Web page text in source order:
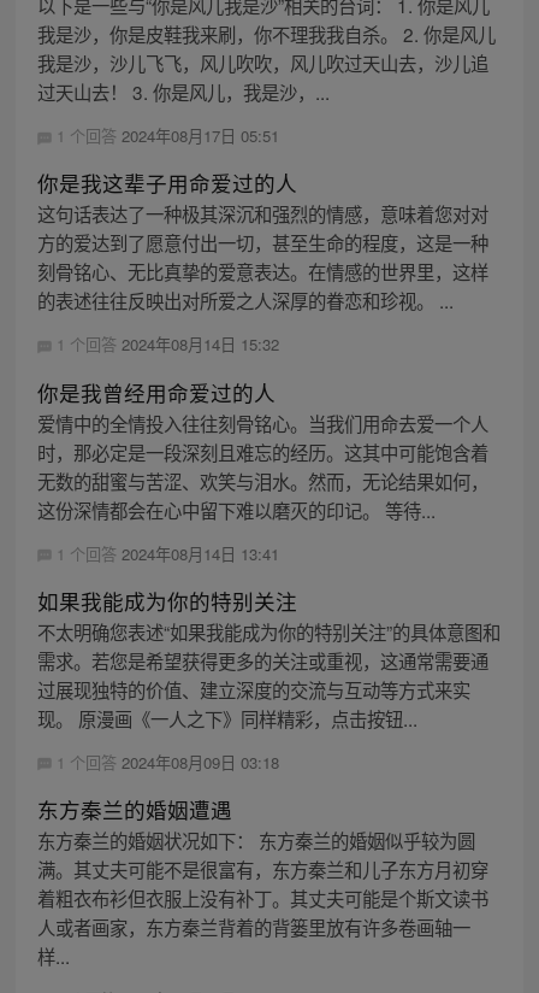
我是沙，你是皮鞋我来刷，你不理我我自杀。 2. 你是风儿
我是沙，沙儿飞飞，风儿吹吹，风儿吹过天山去，沙儿追
过天山去！ 3. 你是风儿，我是沙，...
1 个回答 2024年08月17日 05:51
你是我这辈子用命爱过的人
这句话表达了一种极其深沉和强烈的情感，意味着您对对
方的爱达到了愿意付出一切，甚至生命的程度，这是一种
刻骨铭心、无比真挚的爱意表达。在情感的世界里，这样
的表述往往反映出对所爱之人深厚的眷恋和珍视。 ...
1 个回答 2024年08月14日 15:32
你是我曾经用命爱过的人
爱情中的全情投入往往刻骨铭心。当我们用命去爱一个人
时，那必定是一段深刻且难忘的经历。这其中可能饱含着
无数的甜蜜与苦涩、欢笑与泪水。然而，无论结果如何，
这份深情都会在心中留下难以磨灭的印记。 等待...
1 个回答 2024年08月14日 13:41
如果我能成为你的特别关注
不太明确您表述“如果我能成为你的特别关注”的具体意图和
需求。若您是希望获得更多的关注或重视，这通常需要通
过展现独特的价值、建立深度的交流与互动等方式来实
现。 原漫画《一人之下》同样精彩，点击按钮...
1 个回答 2024年08月09日 03:18
东方秦兰的婚姻遭遇
东方秦兰的婚姻状况如下： 东方秦兰的婚姻似乎较为圆
满。其丈夫可能不是很富有，东方秦兰和儿子东方月初穿
着粗衣布衫但衣服上没有补丁。其丈夫可能是个斯文读书
人或者画家，东方秦兰背着的背篓里放有许多卷画轴一
样...